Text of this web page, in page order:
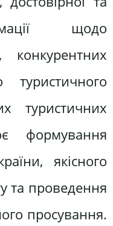
щодо
конкурентних
туристичного
туристичних
формування
якісного
та проведення
просування.